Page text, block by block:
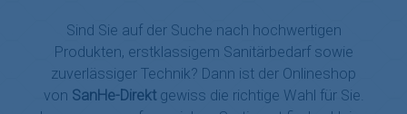
Sind Sie auf der Suche nach hochwertigen
Produkten, erstklassigem Sanitärbedarf sowie
zuverlässiger Technik? Dann ist der Onlineshop
von SanHe-Direktgewiss die richtige Wahl für Sie.